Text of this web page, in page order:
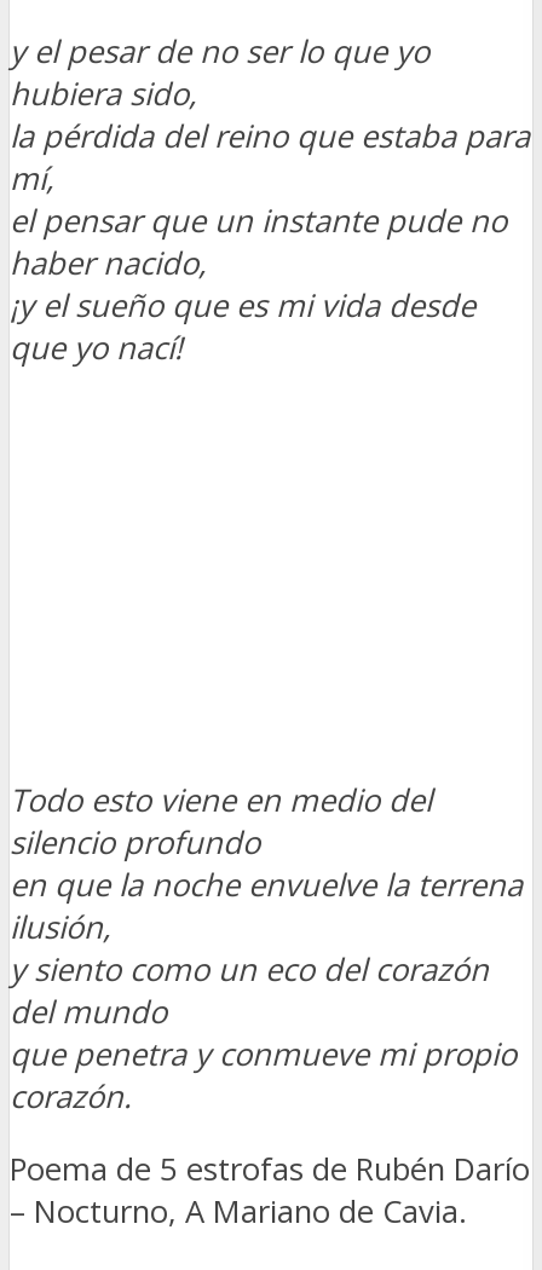
y el pesar de no ser lo que yo
hubiera sido,
la pérdida del reino que estaba para
mí,
el pensar que un instante pude no
haber nacido,
¡y el sueño que es mi vida desde
que yo nací!
Todo esto viene en medio del
silencio profundo
en que la noche envuelve la terrena
ilusión,
y siento como un eco del corazón
del mundo
que penetra y conmueve mi propio
corazón.
Poema de 5 estrofas de Rubén Darío
– Nocturno, A Mariano de Cavia.